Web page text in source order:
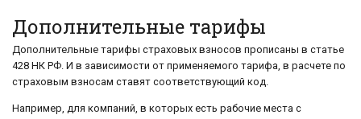
Дополнительные тарифы
Дополнительные тарифы страховых взносов прописаны в статье
428 НК РФ. И в зависимости от применяемого тарифа, в расчете по
страховым взносам ставят соответствующий код.
Например, для компаний, в которых есть рабочие места с